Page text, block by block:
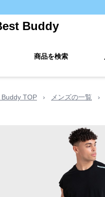
Buddy
商品を検索
TOP › メンズの一覧 ›